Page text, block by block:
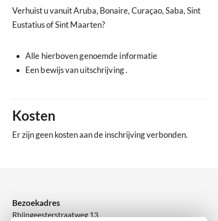
Verhuist u vanuit Aruba, Bonaire, Curaçao, Saba, Sint
Eustatius of Sint Maarten?
Alle hierboven genoemde informatie
Een bewijs van uitschrijving .
Kosten
Er zijn geen kosten aan de inschrijving verbonden.
Bezoekadres
Rhijngeesterstraatweg 13